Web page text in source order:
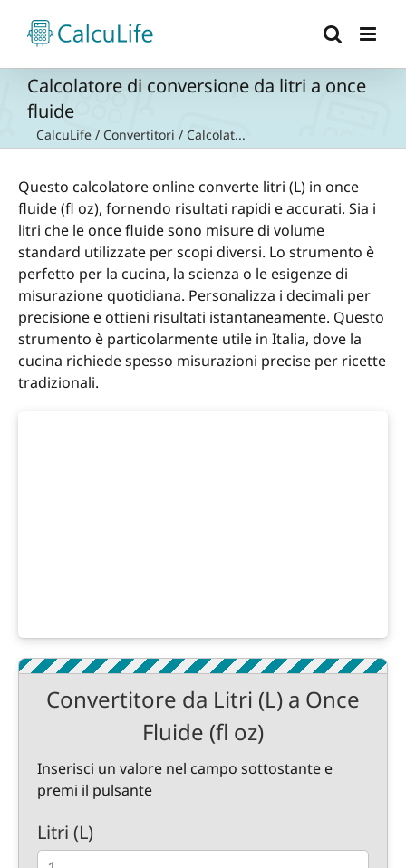
contenuto
Calcolatore di conversione da litri a once
fluide
CalcuLife / Convertitori / Calcolat...
Questo calcolatore online converte litri (L) in once
fluide (fl oz), fornendo risultati rapidi e accurati. Sia i
litri che le once fluide sono misure di volume
standard utilizzate per scopi diversi. Lo strumento è
perfetto per la cucina, la scienza o le esigenze di
misurazione quotidiana. Personalizza i decimali per
precisione e ottieni risultati istantaneamente. Questo
strumento è particolarmente utile in Italia, dove la
cucina richiede spesso misurazioni precise per ricette
tradizionali.
Convertitore da Litri (L) a Once
Fluide (fl oz)
Inserisci un valore nel campo sottostante e
premi il pulsante
Litri (L)